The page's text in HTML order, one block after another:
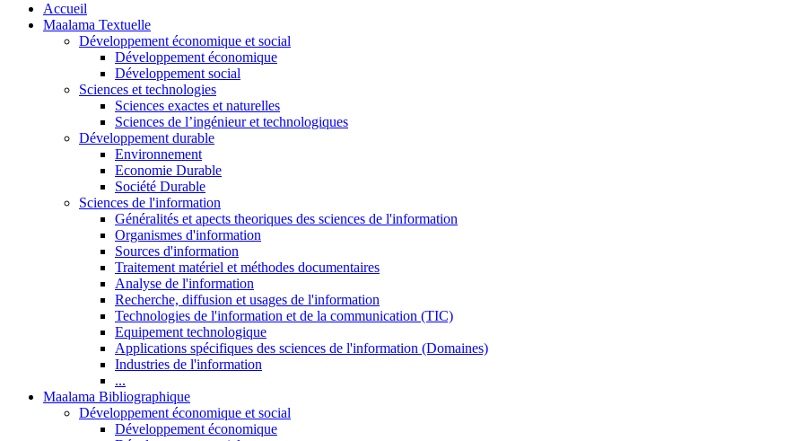
Accueil
Maalama Textuelle
Développement économique et social
Développement économique
Développement social
Sciences et technologies
Sciences exactes et naturelles
Sciences de l’ingénieur et technologiques
Développement durable
Environnement
Economie Durable
Société Durable
Sciences de l'information
Généralités et apects theoriques des sciences de l'information
Organismes d'information
Sources d'information
Traitement matériel et méthodes documentaires
Analyse de l'information
Recherche, diffusion et usages de l'information
Technologies de l'information et de la communication (TIC)
Equipement technologique
Applications spécifiques des sciences de l'information (Domaines)
Industries de l'information
...
Maalama Bibliographique
Développement économique et social
Développement économique